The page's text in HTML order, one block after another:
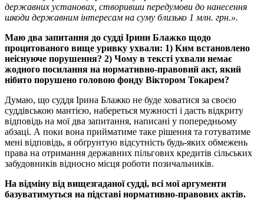
державних установах, створивши передумови до нанесення
шкоди державним інтересам на суму близько 1 млн. грн.».
Маю два запитання до судді Ірини Блажко щодо
процитованого вище уривку ухвали: 1) Ким встановлено
неіснуюче порушення? 2) Чому в тексті ухвали немає
жодного посилання на нормативно-правовий акт, який
нібито порушено головою фонду Віктором Токарем?
Думаю, що суддя Ірина Блажко не буде ховатися за своєю
суддівською мантією, набереться мужності і дасть відкриту
відповідь на мої два запитання, написані у попередньому
абзаці. А поки вона прийматиме таке рішення та готуватиме
мені відповідь, я обґрунтую відсутність будь-яких обмежень
права на отримання державних пільгових кредитів сільських
забудовників відносно місця роботи позичальників.
На відміну від вищезгаданої судді, всі мої аргументи
базуватимуться на підставі нормативно-правових актів.